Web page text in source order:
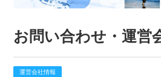
お問い合わせ・運営
運営会社情報